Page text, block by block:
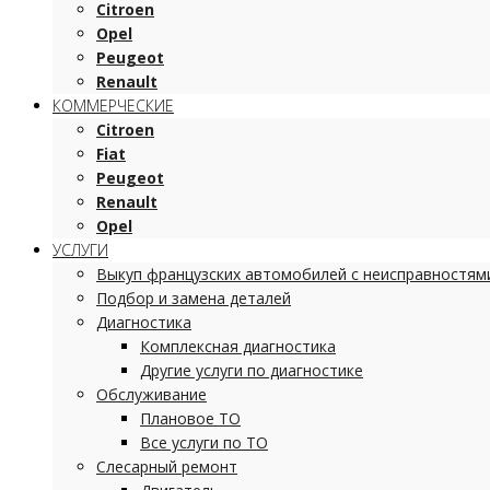
Citroen
Opel
Peugeot
Renault
КОММЕРЧЕСКИЕ
Citroen
Fiat
Peugeot
Renault
Opel
УСЛУГИ
Выкуп французских автомобилей с
Подбор и замена деталей
Диагностика
Комплексная диагностика
Другие услуги по диагностике
Обслуживание
Плановое ТО
Все услуги по ТО
Слесарный ремонт